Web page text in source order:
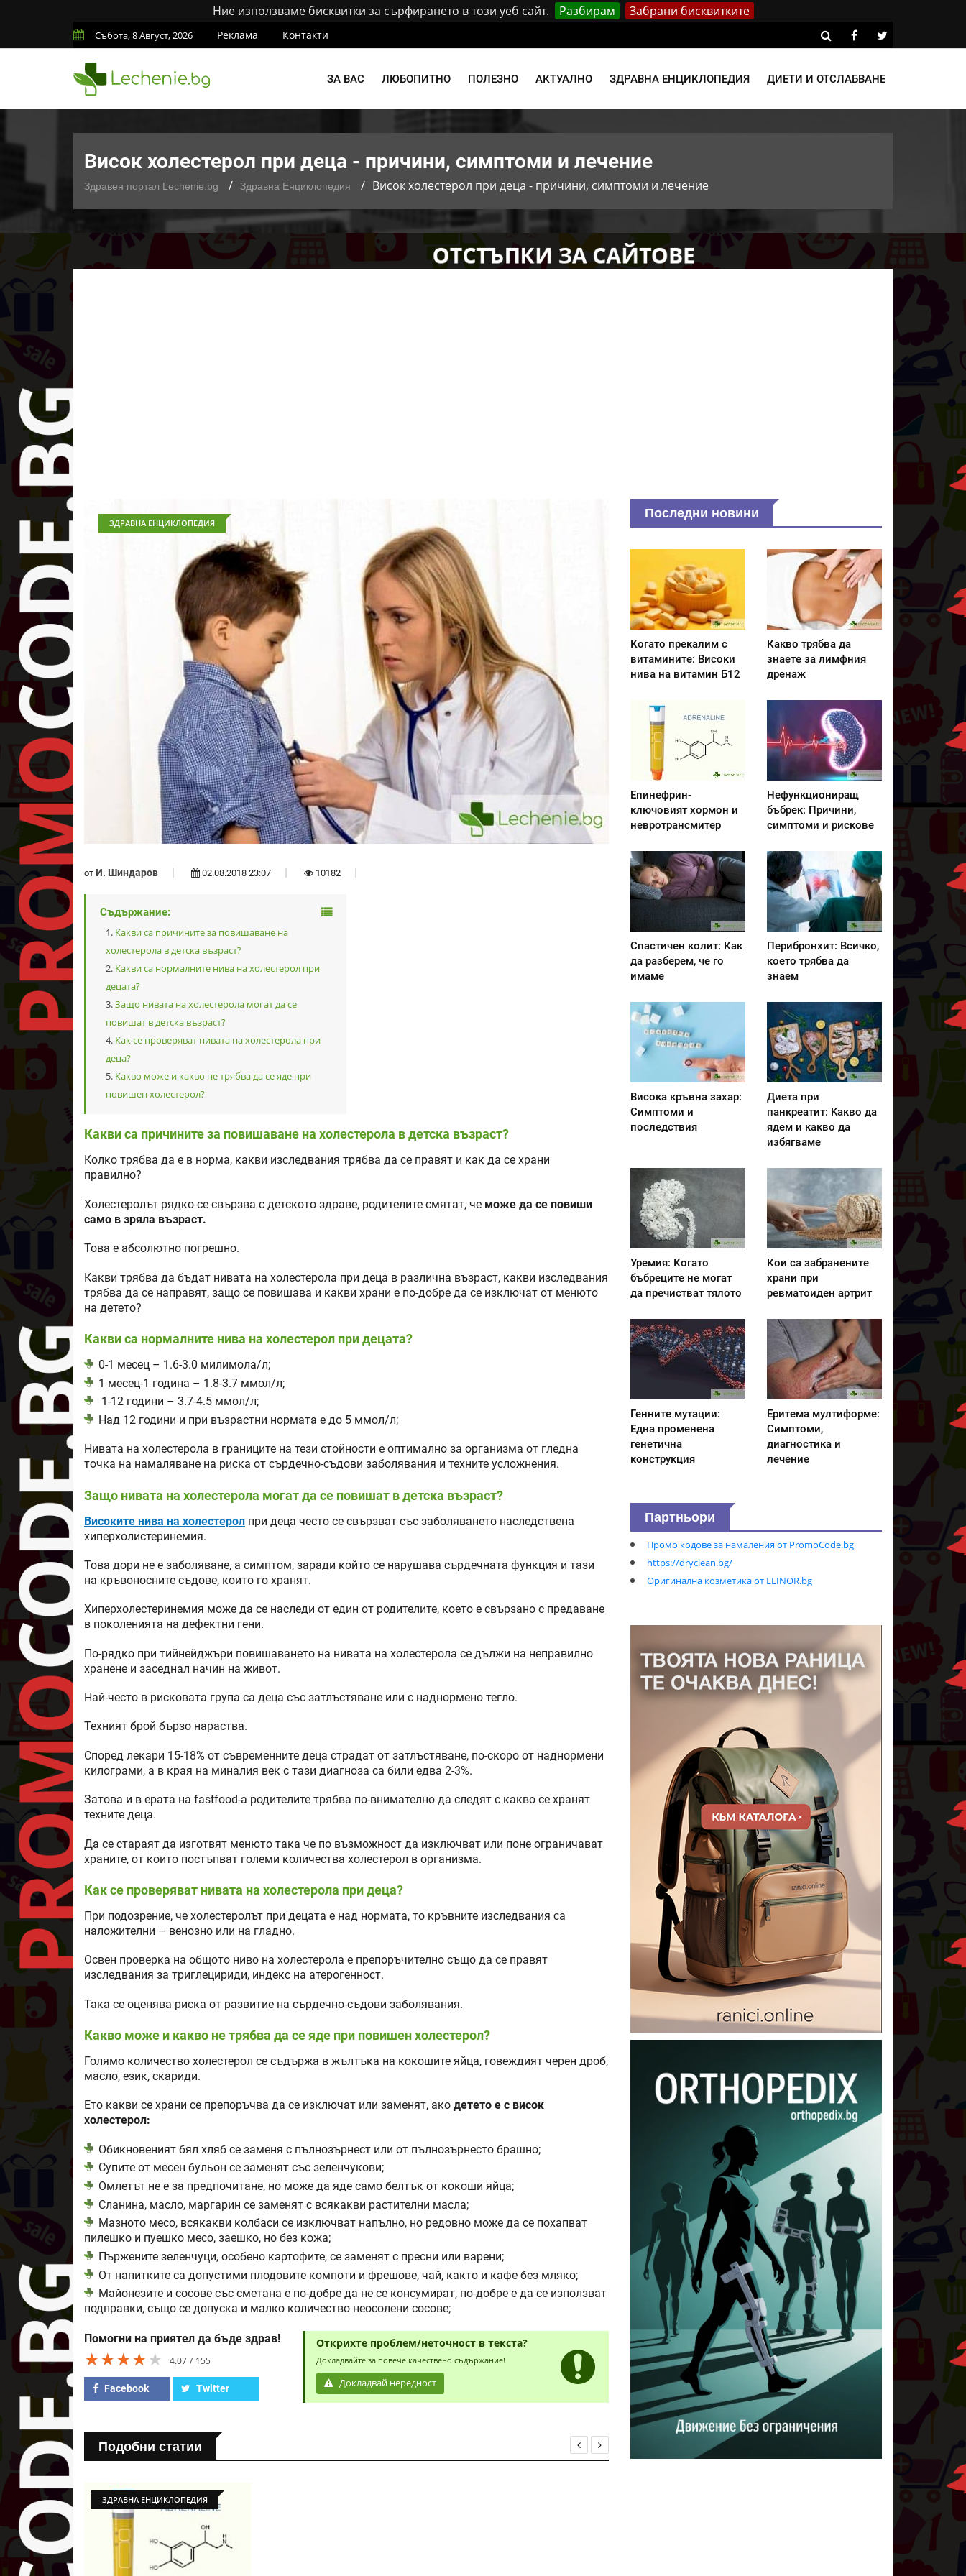
Ние използваме бисквитки за сърфирането в този уеб сайт. Разбирам Забрани бисквитките
Събота, 8 Август, 2026 Реклама Контакти
ЗА ВАС ЛЮБОПИТНО ПОЛЕЗНО АКТУАЛНО ЗДРАВНА ЕНЦИКЛОПЕДИЯ ДИЕТИ И ОТСЛАБВАНЕ
Висок холестерол при деца - причини, симптоми и лечение
Здравен портал Lechenie.bg Здравна Енциклопедия Висок холестерол при деца - причини, симптоми и лечение
ЗДРАВНА ЕНЦИКЛОПЕДИЯ
от И. Шиндаров 02.08.2018 23:07 10182
Съдържание:
Какви са причините за повишаване на
холестерола в детска възраст?
Какви са нормалните нива на холестерол при
децата?
Защо нивата на холестерола могат да се
повишат в детска възраст?
Как се проверяват нивата на холестерола при
деца?
Какво може и какво не трябва да се яде при
повишен холестерол?
Какви са причините за повишаване на холестерола в детска възраст?
Колко трябва да е в норма, какви изследвания трябва да се правят и как да се храни
правилно?
Холестеролът рядко се свързва с детското здраве, родителите смятат, че може да се повиши
само в зряла възраст.
Това е абсолютно погрешно.
Какви трябва да бъдат нивата на холестерола при деца в различна възраст, какви изследвания
трябва да се направят, защо се повишава и какви храни е по-добре да се изключат от менюто
на детето?
Какви са нормалните нива на холестерол при децата?
0-1 месец – 1.6-3.0 милимола/л;
1 месец-1 година – 1.8-3.7 ммол/л;
1-12 години – 3.7-4.5 ммол/л;
Над 12 години и при възрастни нормата е до 5 ммол/л;
Нивата на холестерола в границите на тези стойности е оптимално за организма от гледна
точка на намаляване на риска от сърдечно-съдови заболявания и техните усложнения.
Защо нивата на холестерола могат да се повишат в детска възраст?
Високите нива на холестерол при деца често се свързват със заболяването наследствена
хиперхолистеринемия.
Това дори не е заболяване, а симптом, заради който се нарушава сърдечната функция и тази
на кръвоносните съдове, които го хранят.
Хиперхолестеринемия може да се наследи от един от родителите, което е свързано с предаване
в поколенията на дефектни гени.
По-рядко при тийнейджъри повишаването на нивата на холестерола се дължи на неправилно
хранене и заседнал начин на живот.
Най-често в рисковата група са деца със затлъстяване или с наднормено тегло.
Техният брой бързо нараства.
Според лекари 15-18% от съвременните деца страдат от затлъстяване, по-скоро от наднормени
килограми, а в края на миналия век с тази диагноза са били едва 2-3%.
Затова и в ерата на fastfood-а родителите трябва по-внимателно да следят с какво се хранят
техните деца.
Да се стараят да изготвят менюто така че по възможност да изключват или поне ограничават
храните, от които постъпват големи количества холестерол в организма.
Как се проверяват нивата на холестерола при деца?
При подозрение, че холестеролът при децата е над нормата, то кръвните изследвания са
наложителни – венозно или на гладно.
Освен проверка на общото ниво на холестерола е препоръчително също да се правят
изследвания за триглецириди, индекс на атерогенност.
Така се оценява риска от развитие на сърдечно-съдови заболявания.
Какво може и какво не трябва да се яде при повишен холестерол?
Голямо количество холестерол се съдържа в жълтъка на кокошите яйца, говеждият черен дроб,
масло, език, скариди.
Ето какви се храни се препоръчва да се изключат или заменят, ако детето е с висок
холестерол:
Обикновеният бял хляб се заменя с пълнозърнест или от пълнозърнесто брашно;
Супите от месен бульон се заменят със зеленчукови;
Омлетът не е за предпочитане, но може да яде само белтък от кокоши яйца;
Сланина, масло, маргарин се заменят с всякакви растителни масла;
Мазното месо, всякакви колбаси се изключват напълно, но редовно може да се похапват
пилешко и пуешко месо, заешко, но без кожа;
Пържените зеленчуци, особено картофите, се заменят с пресни или варени;
От напитките са допустими плодовите компоти и фрешове, чай, както и кафе без мляко;
Майонезите и сосове със сметана е по-добре да не се консумират, по-добре е да се използват
подправки, също се допуска и малко количество неосолени сосове;
Помогни на приятел да бъде здрав!
★★★★★
★★★★★
★★★★★ 4.07 155
Facebook Twitter
Открихте проблем/неточност в текста?
Докладвайте за повече качествено съдържание!
Докладвай нередност
Подобни статии
ЗДРАВНА ЕНЦИКЛОПЕДИЯ
Последни новини
Когато прекалим с
витамините: Високи
нива на витамин Б12
Какво трябва да
знаете за лимфния
дренаж
Епинефрин-
ключовият хормон и
невротрансмитер
Нефункциониращ
бъбрек: Причини,
симптоми и рискове
Спастичен колит: Как
да разберем, че го
имаме
Перибронхит: Всичко,
което трябва да
знаем
Висока кръвна захар:
Симптоми и
последствия
Диета при
панкреатит: Kакво да
ядем и какво да
избягваме
Уремия: Когато
бъбреците не могат
да пречистват тялото
Кои са забранените
храни при
ревматоиден артрит
Генните мутации:
Една променена
генетична
конструкция
Еритема мултиформе:
Симптоми,
диагностика и
лечение
Партньори
Промо кодове за намаления от PromoCode.bg
https://dryclean.bg/
Оригинална козметика от ELINOR.bg